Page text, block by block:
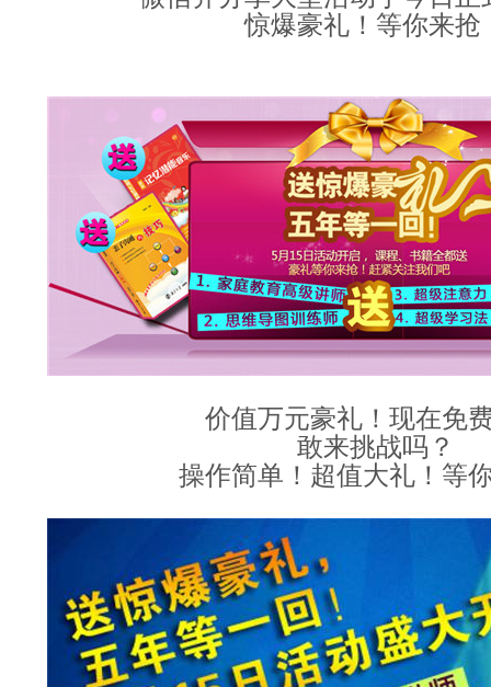
惊爆豪礼！等你来抢
价值万元豪礼！现在免
敢来挑战吗？
操作简单！超值大礼！等